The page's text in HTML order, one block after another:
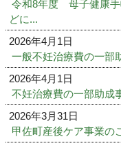
令和8年度 母子健康手
どに...
2026年4月1日
一般不妊治療費の一部
2026年4月1日
不妊治療費の一部助成
2026年3月31日
甲佐町産後ケア事業の